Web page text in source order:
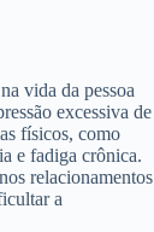
vida da pessoa
excessiva de
físicos, como
e fadiga crônica.
relacionamentos
a